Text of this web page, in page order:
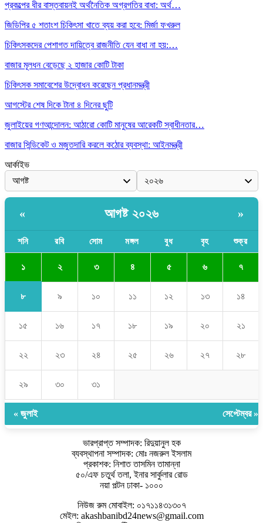
প্রকল্পের ধীর বাস্তবায়নই অর্থনৈতিক অগ্রগতির বাধা: অর্থ…
জিডিপির ৫ শতাংশ চিকিৎসা খাতে ব্যয় করা হবে: মির্জা ফখরুল
চিকিৎসকদের পেশাগত দায়িত্বে রাজনীতি যেন বাধা না হয়:…
বাজার মূলধন বেড়েছে ২ হাজার কোটি টাকা
চিকিৎসক সমাবেশের উদ্বোধন করেছেন প্রধানমন্ত্রী
আগস্টের শেষ দিকে টানা ৪ দিনের ছুটি
জুলাইয়ের গণআন্দোলন: আঠারো কোটি মানুষের আরেকটি স্বাধীনতার…
বাজার সিন্ডিকেট ও মজুতদারি করলে কঠোর ব্যবস্থা: আইনমন্ত্রী
আর্কাইভ
« আগষ্ট ২০২৬ »
শনি রবি সোম মঙ্গল বুধ বৃহ শুক্র
১ ২ ৩ ৪ ৫ ৬ ৭
৮ ৯ ১০ ১১ ১২ ১৩ ১৪
১৫ ১৬ ১৭ ১৮ ১৯ ২০ ২১
২২ ২৩ ২৪ ২৫ ২৬ ২৭ ২৮
২৯ ৩০ ৩১
« জুলাই সেপ্টেম্বর »
ভারপ্রাপ্ত সম্পাদক: রিদুয়ানুল হক
ব্যবস্থাপনা সম্পাদক: মোঃ নজরুল ইসলাম
প্রকাশক: নিশাত তাসমিন তামান্না
৫০/এফ চতুর্থ তলা, ইনার সার্কুলার রোড
নয়া পল্টন ঢাকা- ১০০০
নিউজ রুম মোবাইল: ০১৭১১৪৩১৩০৭
মেইল: akashbanibd24news@gmail.com